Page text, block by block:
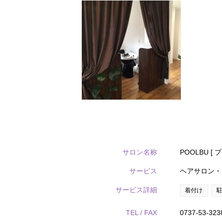
サロン名称 POOLBU [
サービス ヘアサロン
サービス詳細 着付け
TEL / FAX 0737-53-